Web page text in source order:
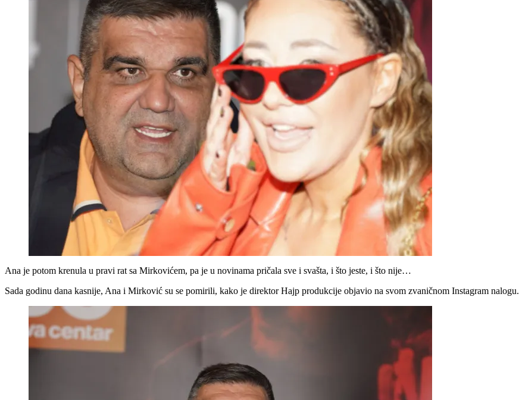
Ana je potom krenula u pravi rat sa Mirkovićem, pa je u novinama pričala sve i svašta, i što jeste, i što nije…
Sada godinu dana kasnije, Ana i Mirković su se pomirili, kako je direktor Hajp produkcije objavio na svom zvaničnom Instagram nalogu.